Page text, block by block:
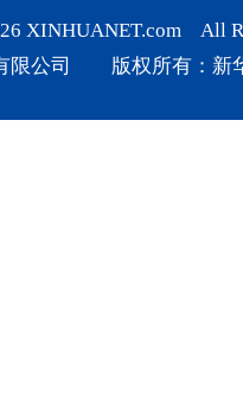
XINHUANET.com All
限公司 版权所有：新